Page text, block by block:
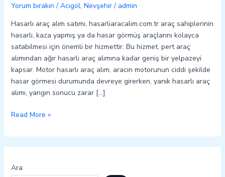
Yorum bırakın / Acıgöl, Nevşehir/ admin
Hasarlı araç alım satımı, hasarliaracalim.com.tr araç sahiplerinin
hasarlı, kaza yapmış ya da hasar görmüş araçlarını kolayca
satabilmesi için önemli bir hizmettir. Bu hizmet, pert araç
alımından ağır hasarlı araç alımına kadar geniş bir yelpazeyi
kapsar. Motor hasarlı araç alım, aracın motorunun ciddi şekilde
hasar görmesi durumunda devreye girerken, yanık hasarlı araç
alımı, yangın sonucu zarar […]
Read More »
Ara